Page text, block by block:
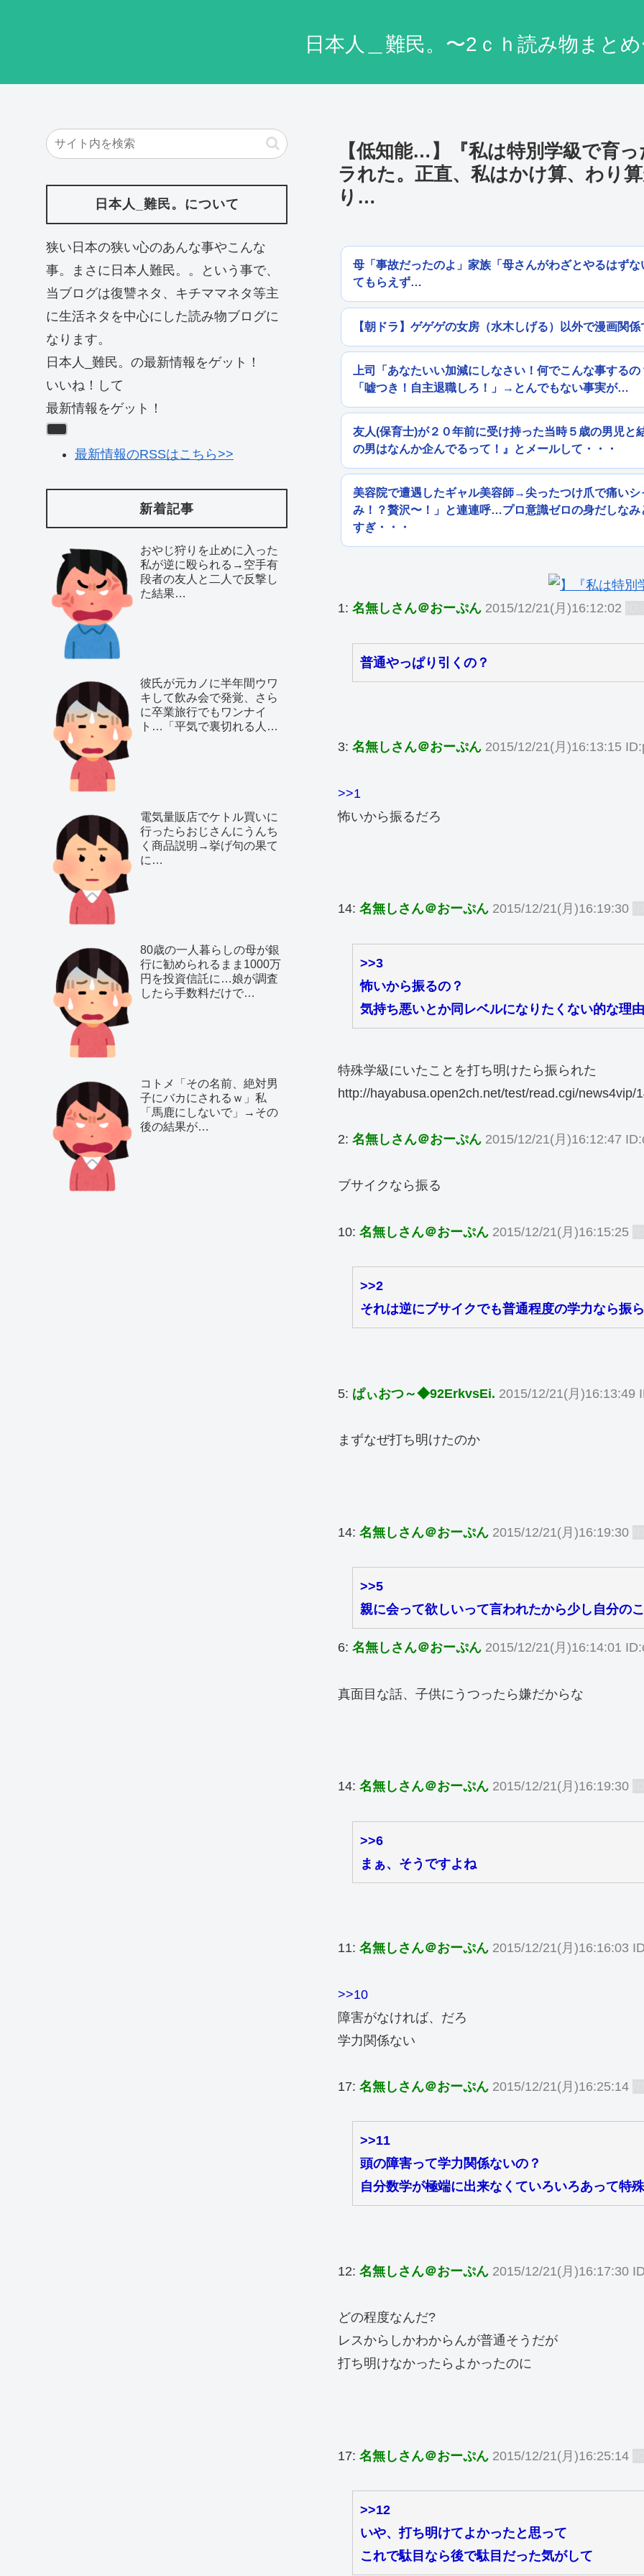
日本人＿難民。〜2ｃｈ読み物まと
【低知能…】『私は特別学級で育
ラれた。正直、私はかけ算、わり
り…
母「事故だったのよ」家族「母さんがわざとやるはず
てもらえず…
【朝ドラ】ゲゲゲの女房（水木しげる）以外で漫画関
上司「あなたいい加減にしなさい！何でこんな事する
「嘘つき！自主退職しろ！」→とんでもない事実が…
友人(保育士)が２０年前に受け持った当時５歳の男児
の男はなんか企んでるって！』とメールして・・・
美容院で遭遇したギャル美容師→尖ったつけ爪で痛い
み！？贅沢〜！」と連連呼…プロ意識ゼロの身だしな
すぎ・・・
1: 名無しさん＠おーぷん 2015/12/21(月)16:12:02
普通やっぱり引くの？
3: 名無しさん＠おーぷん 2015/12/21(月)16:13:15
>>1
怖いから振るだろ
14: 名無しさん＠おーぷん 2015/12/21(月)16:19:30
>>3
怖いから振るの？
気持ち悪いとか同レベルになりたくない的な理
特殊学級にいたことを打ち明けたら振られた
http://hayabusa.open2ch.net/test/read.cgi/news4vip/
2: 名無しさん＠おーぷん 2015/12/21(月)16:12:47
ブサイクなら振る
10: 名無しさん＠おーぷん 2015/12/21(月)16:15:25
>>2
それは逆にブサイクでも普通程度の学力なら振
5: ぱぃおつ～◆92ErkvsEi. 2015/12/21(月)16:13:49
まずなぜ打ち明けたのか
14: 名無しさん＠おーぷん 2015/12/21(月)16:19:30
>>5
親に会って欲しいって言われたから少し自分の
6: 名無しさん＠おーぷん 2015/12/21(月)16:14:01
真面目な話、子供にうつったら嫌だからな
14: 名無しさん＠おーぷん 2015/12/21(月)16:19:30
>>6
まぁ、そうですよね
11: 名無しさん＠おーぷん 2015/12/21(月)16:16:03
>>10
障害がなければ、だろ
学力関係ない
17: 名無しさん＠おーぷん 2015/12/21(月)16:25:14
>>11
頭の障害って学力関係ないの？
自分数学が極端に出来なくていろいろあって特
12: 名無しさん＠おーぷん 2015/12/21(月)16:17:30
どの程度なんだ?
レスからしかわからんが普通そうだが
打ち明けなかったらよかったのに
17: 名無しさん＠おーぷん 2015/12/21(月)16:25:14
>>12
いや、打ち明けてよかったと思って
これで駄目なら後で駄目だった気がして
日本人_難民。について
狭い日本の狭い心のあんな事やこんな
事。まさに日本人難民。。という事で、
当ブログは復讐ネタ、キチママネタ等主
に生活ネタを中心にした読み物ブログに
なります。
日本人_難民。の最新情報をゲット！
いいね！して
最新情報をゲット！
最新情報のRSSはこちら>>
新着記事
おやじ狩りを止めに入った
私が逆に殴られる→空手有
段者の友人と二人で反撃し
た結果…
彼氏が元カノに半年間ウワ
キして飲み会で発覚、さら
に卒業旅行でもワンナイ
ト…「平気で裏切れる人種
電気量販店でケトル買いに
行ったらおじさんにうんち
く商品説明→挙げ句の果て
に…
80歳の一人暮らしの母が銀
行に勧められるまま1000万
円を投資信託に…娘が調査
したら手数料だけで…
コトメ「その名前、絶対男
子にバカにされるｗ」私
「馬鹿にしないで」→その
後の結果が…